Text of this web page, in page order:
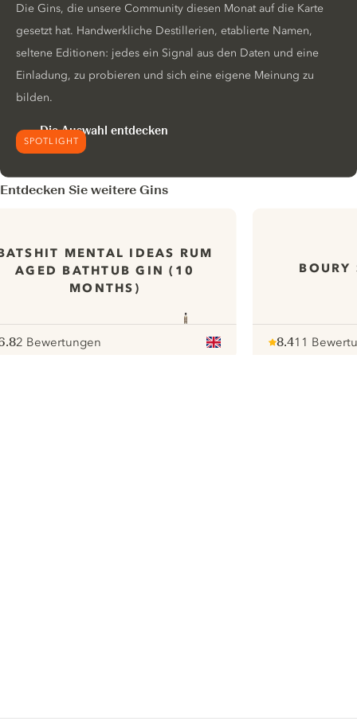
SPOTLIGHT
Die Gins, die unsere Community diesen Monat auf die Karte
gesetzt hat. Handwerkliche Destillerien, etablierte Namen,
seltene Editionen: jedes ein Signal aus den Daten und eine
Einladung, zu probieren und sich eine eigene Meinung zu
bilden.
Die Auswahl entdecken
Entdecken Sie weitere Gins
MENTAL IDEAS RUM
AGED BATHTUB GIN (10
MONTHS)
2 Bewertungen
8.411